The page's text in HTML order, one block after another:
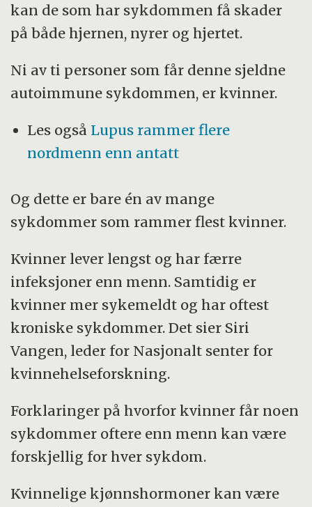
kan de som har sykdommen få skader
på både hjernen, nyrer og hjertet.
Ni av ti personer som får denne sjeldne
autoimmune sykdommen, er kvinner.
Les også Lupus rammer flere
nordmenn enn antatt
Og dette er bare én av mange
sykdommer som rammer flest kvinner.
Kvinner lever lengst og har færre
infeksjoner enn menn. Samtidig er
kvinner mer sykemeldt og har oftest
kroniske sykdommer. Det sier Siri
Vangen, leder for Nasjonalt senter for
kvinnehelseforskning.
Forklaringer på hvorfor kvinner får noen
sykdommer oftere enn menn kan være
forskjellig for hver sykdom.
Kvinnelige kjønnshormoner kan være